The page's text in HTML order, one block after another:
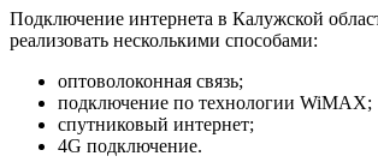
Подключение интернета в Калужской
реализовать несколькими способами:
оптоволоконная связь;
подключение по технологии WiMAX;
спутниковый интернет;
4G подключение.